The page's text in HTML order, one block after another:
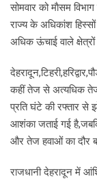
सोमवार को माैसम
राज्य के अधिकांश
अधिक ऊंचाई वाले क्षेत्रों
कहीं तेज से अत्यधिक तेज
प्रति घंटे की रफ्तार से
आशंका जताई गई
और तेज हवाओं का दौर
राजधानी देहरादून में